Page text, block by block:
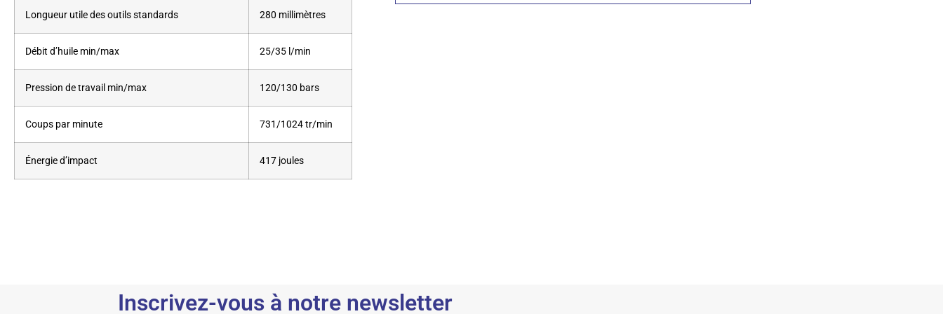
Longueur utile des outils standards 280 millimètres
Débit d’huile min/max 25/35 l/min
Pression de travail min/max 120/130 bars
Coups par minute 731/1024 tr/min
Énergie d’impact 417 joules
Inscrivez-vous à notre newsletter